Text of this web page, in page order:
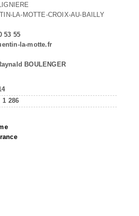
LA-MOTTE-CROIX-AU-BAILLY
53 55
la-motte.fr
BOULENGER
1 286